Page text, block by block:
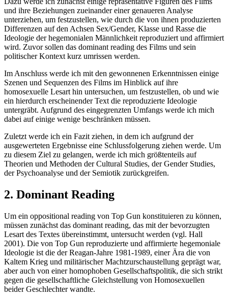
und ihre Beziehungen zueinander einer genaueren Analyse
unterziehen, um festzustellen, wie durch die von ihnen produzierten
Differenzen auf den Achsen Sex/Gender, Klasse und Rasse die
Ideologie der hegemonialen Männlichkeit reproduziert und affirmiert
wird. Zuvor sollen das dominant reading des Films und sein
politischer Kontext kurz umrissen werden.
Im Anschluss werde ich mit den gewonnenen Erkenntnissen einige
Szenen und Sequenzen des Films im Hinblick auf ihre
homosexuelle Lesart hin untersuchen, um festzustellen, ob und wie
ein hierdurch erscheinender Text die reproduzierte Ideologie
untergräbt. Aufgrund des eingegrenzten Umfangs werde ich mich
dabei auf einige wenige beschränken müssen.
Zuletzt werde ich ein Fazit ziehen, in dem ich aufgrund der
ausgewerteten Ergebnisse eine Schlussfolgerung ziehen werde. Um
zu diesem Ziel zu gelangen, werde ich mich größtenteils auf
Theorien und Methoden der Cultural Studies, der Gender Studies,
der Psychoanalyse und der Semiotik zurückgreifen.
2. Dominant Reading
Um ein oppositional reading von Top Gun konstituieren zu können,
müssen zunächst das dominant reading, das mit der bevorzugten
Lesart des Textes übereinstimmt, untersucht werden (vgl. Hall
2001). Die von Top Gun reproduzierte und affirmierte hegemoniale
Ideologie ist die der Reagan-Jahre 1981-1989, einer Ära die von
Kaltem Krieg und militärischer Machtzurschaustellung geprägt war,
aber auch von einer homophoben Gesellschaftspolitik, die sich strikt
gegen die gesellschaftliche Gleichstellung von Homosexuellen
beider Geschlechter wandte.